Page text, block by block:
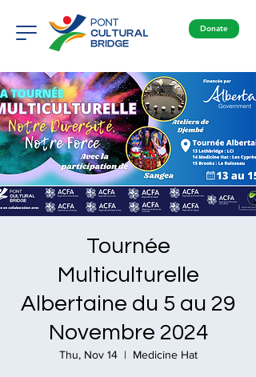
Donate
Tournée
Multiculturelle
Albertaine du 5 au 29
Novembre 2024
Thu, Nov 14
  |
Medicine Hat